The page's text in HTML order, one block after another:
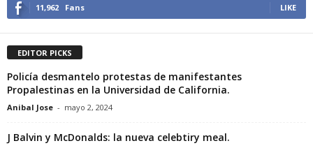
11,962 Fans LIKE
EDITOR PICKS
Policía desmantelo protestas de manifestantes
Propalestinas en la Universidad de California.
Anibal Jose - mayo 2, 2024
J Balvin y McDonalds: la nueva celebtiry meal.